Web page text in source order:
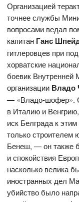
Организацией
точнее службы
вопросами ведал
капитан Ганс
гитлеровцев при
хорватские
боевик Внутренней
организации Владо
— «Владо-шофер».
в Италию и
иск Белграда к
только строителем
Бенеш, — он также
и спокойствия
насколько велика
иностранных дел
убийство было